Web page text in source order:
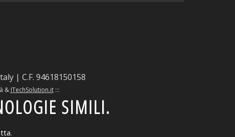
| C.F. 94618150158
& ITechSolution.it:::
SIMILI.